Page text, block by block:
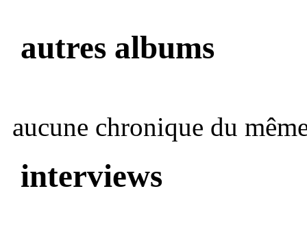
autres albums
aucune chronique du
interviews